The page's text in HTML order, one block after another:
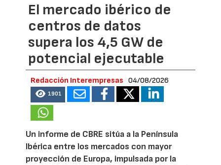
El mercado ibérico de
centros de datos
supera los 4,5 GW de
potencial ejecutable
Redacción Interempresas 04/08/2026
1901
Un informe de CBRE sitúa a la Península
Ibérica entre los mercados con mayor
proyección de Europa, impulsada por la